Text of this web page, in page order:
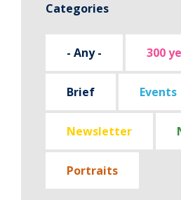
Categories
- Any - 300
Brief Events
Newsletter
Portraits